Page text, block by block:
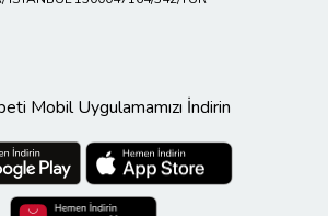
Mobil Uygulamamızı İndirin